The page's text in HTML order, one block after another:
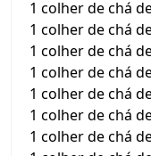
1 colher de chá
1 colher de chá
1 colher de chá
1 colher de chá
1 colher de chá
1 colher de chá
1 colher de chá